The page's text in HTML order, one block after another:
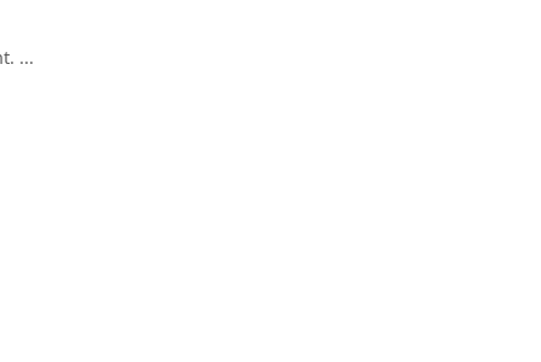
...